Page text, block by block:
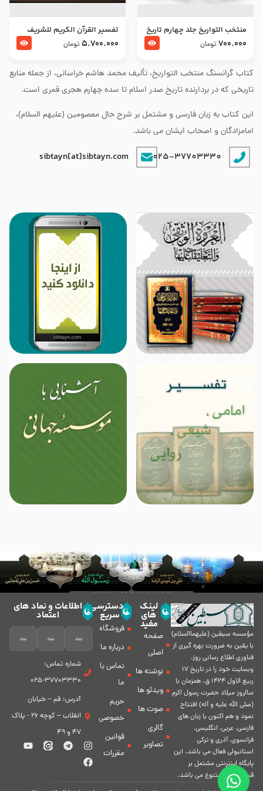
کتاب گرانسنگ منتخب التواريخ، تألیف محمد هاشم خراسانی، از جمله منابع
تاریخی که در بردارنده تاریخ صدر اسلام تا سده چهارم هجری قمری است.
این کتاب به زبان فارسی و مشتمل بر شرح حال معصومین (علیهم السلام)،
امامزادگان و اصحاب ایشان می باشد.
025-37703330
sibtayn[at]sibtayn.com
منتخب التواریخ جلد چهارم تاریخ
امام زین العابدین و امام محمد
700.000 تومان
تفسير القرآن الكريم للشريف
المرتضي قدس سرّه
5.700.000 تومان
مؤسسه سبطين (عليهماالسلام)
با يقين به ضرورت بهره گیرى از
فناورى اطلاع رسانى روز،
وبسایت خود را در تاريخ 17
ربيع الاول 1424 ق. همزمان با
سالروز ميلاد حضرت رسول اكرم
(صلی الله علیه و آله) افتتاح
نمود و هم اكنون با زبان های
فارسی، عربى، انگلیسی،
فرانسوی، آذری و ترکی
استانبولی فعال مى باشد. اين
پايگاه اينترنتى مشتمل بر
قسمت هاى متنوع مى باشد.
لینک
های
مفید
صفحه
اصلی
نوشته ها
ویدئو ها
صوت ها
گالری
تصاویر
دسترسی
سریع
فروشگاه
درباره ما
تماس با
ما
حریم
خصوصی
قوانین
مقررات
اطلاعات و نماد های
اعتماد
شماره تماس:
37703330-025
آدرس: قم – خیابان
انقلاب – کوچه 26 - پلاک
47 و 49